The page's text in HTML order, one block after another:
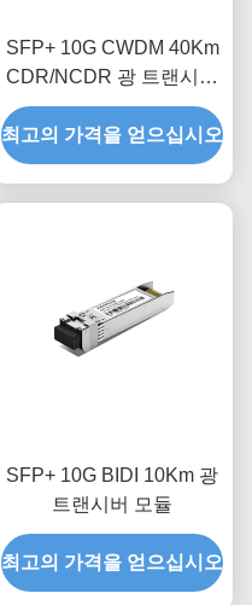
SFP+ 10G CWDM 40Km
CDR/NCDR 광 트랜시버
모듈
최고의 가격을 얻으십시오
SFP+ 10G BIDI 10Km 광
트랜시버 모듈
최고의 가격을 얻으십시오